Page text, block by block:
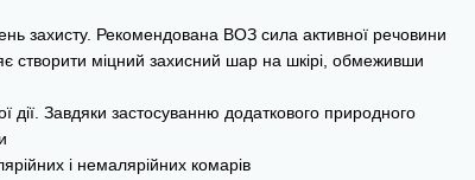
захисту. Рекомендована ВОЗ сила активної речовини
створити міцний захисний шар на шкірі, обмеживши
дії. Завдяки застосуванню додаткового природного
і немалярійних комарів